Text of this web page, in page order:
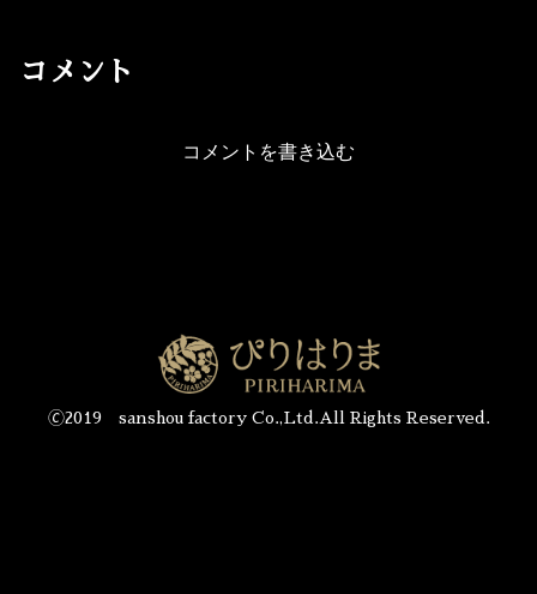
コメント
コメントを書き込む
🄫2019 sanshou factory Co.,Ltd.All Rights Reserved.